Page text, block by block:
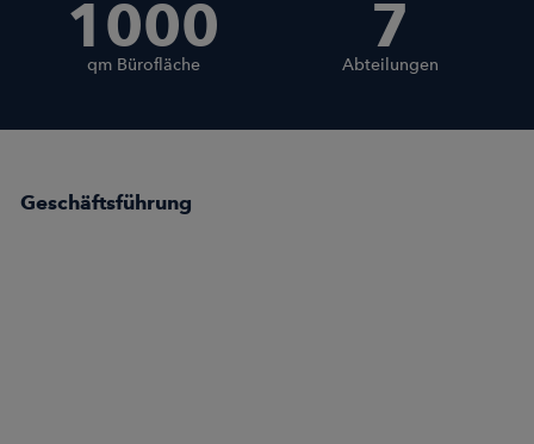
1000
qm Bürofläche
7
Abteilungen
Geschäftsführung